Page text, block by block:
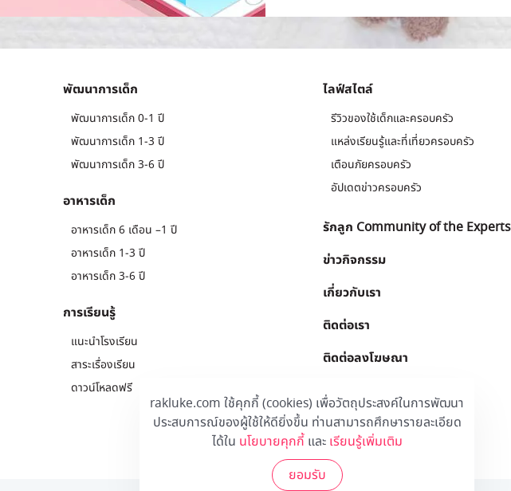
rakluke.com ใช้คุกกี้ (cookies) เพื่อวัตถุประสงค์ในการพัฒนา
ประสบการณ์ของผู้ใช้ให้ดียิ่งขึ้น ท่านสามารถศึกษารายละเอียด
ได้ใน นโยบายคุกกี้และ เรียนรู้เพิ่มเติม
ยอมรับ
พัฒนาการเด็ก
พัฒนาการเด็ก 0-1 ปี
พัฒนาการเด็ก 1-3 ปี
พัฒนาการเด็ก 3-6 ปี
อาหารเด็ก
อาหารเด็ก 6 เดือน –1 ปี
อาหารเด็ก 1-3 ปี
อาหารเด็ก 3-6 ปี
การเรียนรู้
แนะนำโรงเรียน
สาระเรื่องเรียน
ดาวน์โหลดฟรี
ไลฟ์สไตล์
รีวิวของใช้เด็กและครอบครัว
แหล่งเรียนรู้และที่เที่ยวครอบครัว
เตือนภัยครอบครัว
อัปเดตข่าวครอบครัว
รักลูก Community of the Experts
ข่าวกิจกรรม
เกี่ยวกับเรา
ติดต่อเรา
ติดต่อลงโฆษณา